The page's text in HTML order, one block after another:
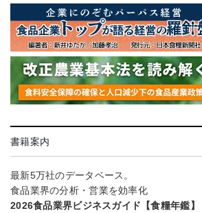
書籍案内
最新5万社のデータベース。
食品業界の分析・営業を効率化
2026食品業界ビジネスガイド【食糧年鑑】